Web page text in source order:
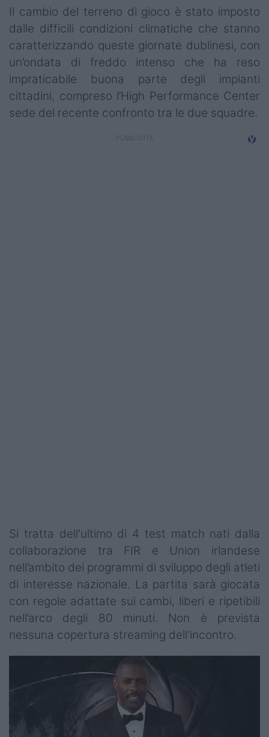
Il cambio del terreno di gioco è stato imposto
dalle difficili condizioni climatiche che stanno
caratterizzando queste giornate dublinesi, con
un’ondata di freddo intenso che ha reso
impraticabile buona parte degli impianti
cittadini, compreso l’High Performance Center
sede del recente confronto tra le due squadre.
Si tratta dell'ultimo di 4 test match nati dalla
collaborazione tra FIR e Union irlandese
nell’ambito dei programmi di sviluppo degli atleti
di interesse nazionale. La partita sarà giocata
con regole adattate sui cambi, liberi e ripetibili
nell’arco degli 80 minuti. Non è prevista
nessuna copertura streaming dell'incontro.